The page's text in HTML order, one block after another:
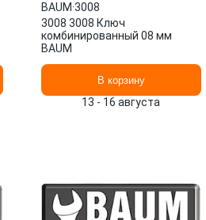
BAUM·3008
3008 3008 Ключ
комбинированный 08 мм
BAUM
В корзину
13 - 16 августа